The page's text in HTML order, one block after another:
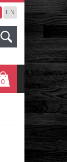
EN
0